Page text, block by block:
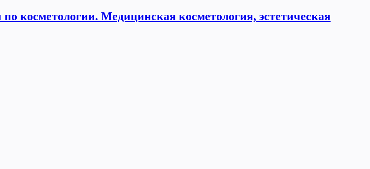
косметологии. Медицинская косметология, эстетическая